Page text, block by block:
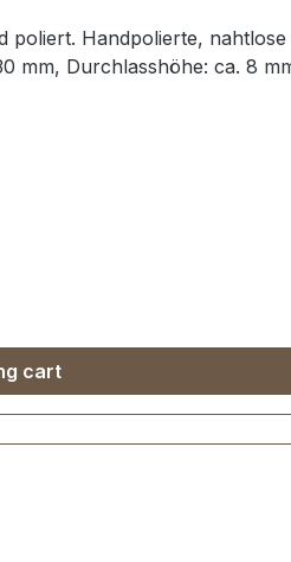
Handpolierte,
mm, Durchlasshöhe: ca. 8
cart